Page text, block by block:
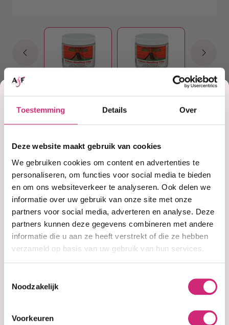
Toestemming Details Over
Deze website maakt gebruik van cookies
We gebruiken cookies om content en advertenties te
personaliseren, om functies voor social media te bieden
en om ons websiteverkeer te analyseren. Ook delen we
informatie over uw gebruik van onze site met onze
partners voor social media, adverteren en analyse. Deze
partners kunnen deze gegevens combineren met andere
informatie die u aan ze heeft verstrekt of die ze hebben
verzameld op basis van uw gebruik van hun services.
Noodzakelijk
Voorkeuren
€11,99
Adviesprijs:€12,99
In winkelwagen
Op voorraad
Voor 15:00 besteld =
morgen in huis
30 dagenbedenktijd
Uitgebreidecollectie
Gratis verzendingvanaf €40 (NL&BE)
Productinformatie
Korting
op je
eerste
bestelling